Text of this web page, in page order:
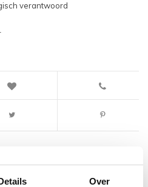
Over
verantwoord